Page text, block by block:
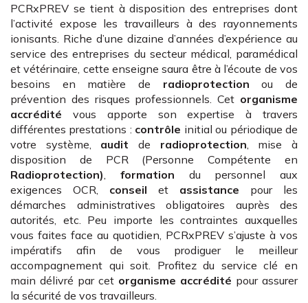
PCRxPREV se tient à disposition des entreprises dont
l’activité expose les travailleurs à des rayonnements
ionisants. Riche d’une dizaine d’années d’expérience au
service des entreprises du secteur médical, paramédical
et vétérinaire, cette enseigne saura être à l’écoute de vos
besoins en matière de radioprotection ou de
prévention des risques professionnels. Cet organisme
accrédité vous apporte son expertise à travers
différentes prestations : contrôle initial ou périodique de
votre système, audit de radioprotection , mise à
disposition de PCR (Personne Compétente en
Radioprotection)
formation du personnel aux
exigences OCR, conseil et assistance pour les
démarches administratives obligatoires auprès des
autorités, etc. Peu importe les contraintes auxquelles
vous faites face au quotidien, PCRxPREV s’ajuste à vos
impératifs afin de vous prodiguer le meilleur
accompagnement qui soit. Profitez du service clé en
main délivré par cet organisme accrédité pour assurer
la sécurité de vos travailleurs.